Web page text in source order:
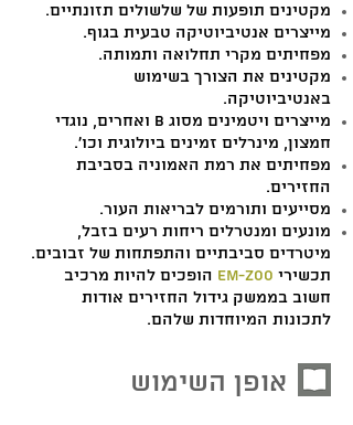
מקטינים תופעות של שלשולים תזונתיים.
מייצרים אנטיביוטיקה טבעית בגוף.
מפחיתים מקרי תחלואה ותמותה.
מקטינים את הצורך בשימוש
באנטיביוטיקה.
מייצרים ויטמינים מסוג B ואחרים, נוגדי
חמצון, מינרלים זמינים ביולוגית וכו'.
מפחיתים את רמת האמוניה בסביבת
החזירים.
מסייעים ותורמים לבריאות העור.
מונעים ומנטרלים ריחות רעים בזבל,
מיטרדים סביבתיים והתפתחות של זבובים.
תכשירי EM-ZOO הופכים להיות מרכיב
חשוב בממשק גידול החזירים אודות
לתכונות המיוחדות שלהם.
אופן השימוש